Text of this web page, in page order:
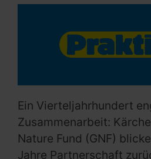
Ein Vierteljahrhundert
Zusammenarbeit:
Nature Fund (GNF)
Jahre Partnerschaft